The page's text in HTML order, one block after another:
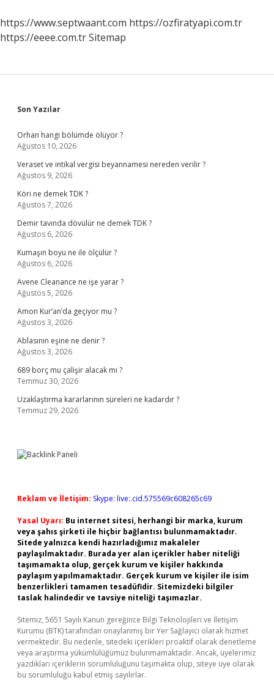
https://www.septwaant.com https://ozfiratyapi.com.tr
https://eeee.com.trSitemap
Sidebar
Son Yazılar
Orhan hangi bölümde ölüyor ?
Ağustos 10, 2026
Veraset ve intikal vergisi beyannamesi nereden verilir ?
Ağustos 9, 2026
Köri ne demek TDK ?
Ağustos 7, 2026
Demir tavında dövülür ne demek TDK ?
Ağustos 6, 2026
Kumaşın boyu ne ile ölçülür ?
Ağustos 6, 2026
Avene Cleanance ne işe yarar ?
Ağustos 5, 2026
Amon Kur’an’da geçiyor mu ?
Ağustos 3, 2026
Ablasının eşine ne denir ?
Ağustos 3, 2026
689 borç mu çalişir alacak mı ?
Temmuz 30, 2026
Uzaklaştırma kararlarının süreleri ne kadardır ?
Temmuz 29, 2026
Reklam ve İletişim: Skype: live:.cid.575569c608265c69
Yasal Uyarı: Bu internet sitesi, herhangi bir marka, kurum
veya şahıs şirketi ile hiçbir bağlantısı bulunmamaktadır.
Sitede yalnızca kendi hazırladığımız makaleler
paylaşılmaktadır. Burada yer alan içerikler haber niteliği
taşımamakta olup, gerçek kurum ve kişiler hakkında
paylaşım yapılmamaktadır. Gerçek kurum ve kişiler ile isim
benzerlikleri tamamen tesadüfidir. Sitemizdeki bilgiler
taslak halindedir ve tavsiye niteliği taşımazlar.
Sitemiz, 5651 Sayılı Kanun gereğince Bilgi Teknolojileri ve İletişim
Kurumu (BTK) tarafından onaylanmış bir Yer Sağlayıcı olarak hizmet
vermektedir. Bu nedenle, sitedeki içerikleri proaktif olarak denetleme
veya araştırma yükümlülüğümüz bulunmamaktadır. Ancak, üyelerimiz
yazdıkları içeriklerin sorumluluğunu taşımakta olup, siteye üye olarak
bu sorumluluğu kabul etmiş sayılırlar.